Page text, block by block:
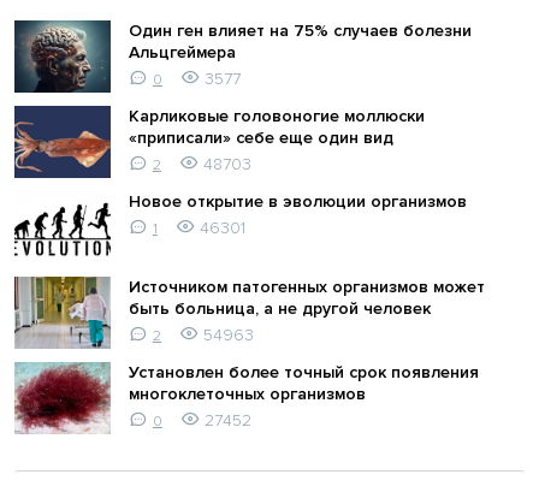
Один ген влияет на 75% случаев болезни
Альцгеймера
0
3577
Карликовые головоногие моллюски
«приписали» себе еще один вид
2
48703
Новое открытие в эволюции организмов
1 46301
Источником патогенных организмов может
быть больница, а не другой человек
2
54963
Установлен более точный срок появления
многоклеточных организмов
0 27452